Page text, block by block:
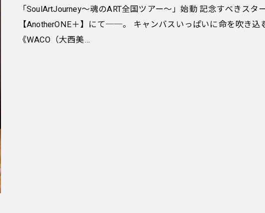
「SoulArtJourney～魂のART全国ツアー～」始動 記念すべきス
【AnotherONE＋】にて──。 キャンバスいっぱいに命を吹き込
《WACO（大西美…